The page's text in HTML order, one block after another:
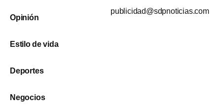
Opinión
Estilo de vida
Deportes
Negocios
publicidad@sdpnoticias.com